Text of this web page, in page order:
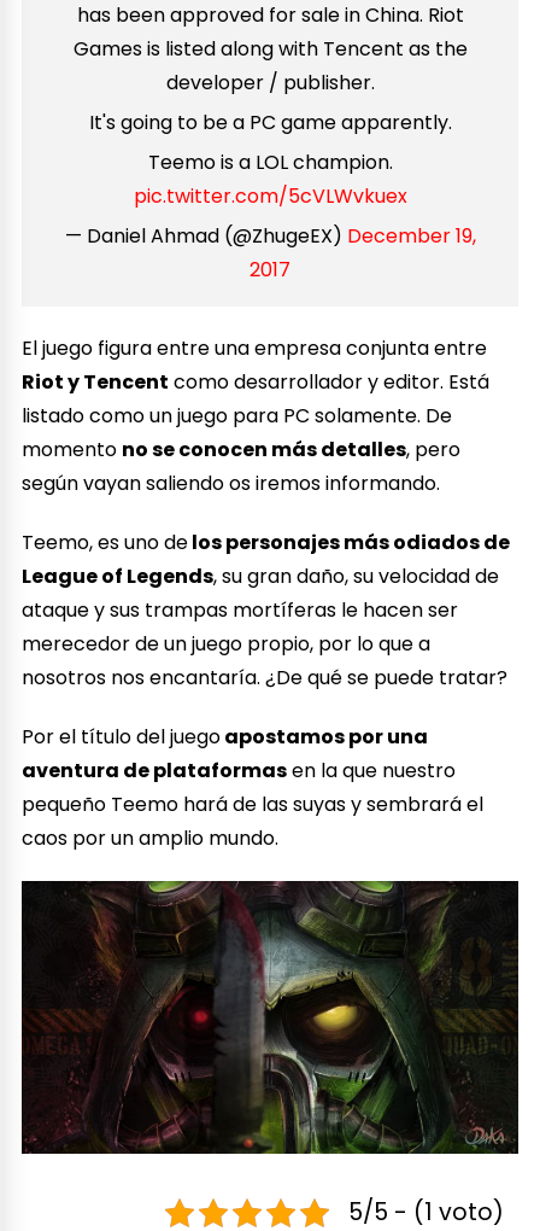
has been approved for sale in China. Riot
Games is listed along with Tencent as the
developer / publisher.
It's going to be a PC game apparently.
Teemo is a LOL champion.
pic.twitter.com/5cVLWvkuex
— Daniel Ahmad (@ZhugeEX) December 19,
2017
El juego figura entre una empresa conjunta entre
Riot y Tencent como desarrollador y editor. Está
listado como un juego para PC solamente. De
momento no se conocen más detalles, pero
según vayan saliendo os iremos informando.
Teemo, es uno delos personajes más odiados de
League of Legends, su gran daño, su velocidad de
ataque y sus trampas mortíferas le hacen ser
merecedor de un juego propio, por lo que a
nosotros nos encantaría. ¿De qué se puede tratar?
Por el título del juegoapostamos por una
aventura de plataformasen la que nuestro
pequeño Teemo hará de las suyas y sembrará el
caos por un amplio mundo.
5/5 - (1 voto)